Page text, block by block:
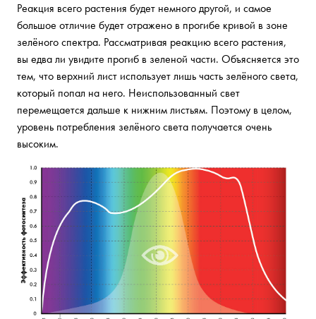
Реакция всего растения будет немного другой, и самое
большое отличие будет отражено в прогибе кривой в зоне
зелёного спектра. Рассматривая реакцию всего растения,
вы едва ли увидите прогиб в зеленой части. Объясняется это
тем, что верхний лист использует лишь часть зелёного света,
который попал на него. Неиспользованный свет
перемещается дальше к нижним листьям. Поэтому в целом,
уровень потребления зелёного света получается очень
высоким.